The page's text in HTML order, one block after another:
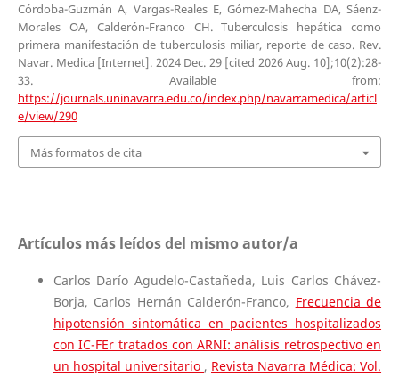
Córdoba-Guzmán A, Vargas-Reales E, Gómez-Mahecha DA, Sáenz-
Morales OA, Calderón-Franco CH. Tuberculosis hepática como
primera manifestación de tuberculosis miliar, reporte de caso. Rev.
Navar. Medica [Internet]. 2024 Dec. 29 [cited 2026 Aug. 10];10(2):28-
33. Available from:
https://journals.uninavarra.edu.co/index.php/navarramedica/articl
e/view/290
Más formatos de cita
Artículos más leídos del mismo autor/a
Carlos Darío Agudelo-Castañeda, Luis Carlos Chávez-
Borja, Carlos Hernán Calderón-Franco, Frecuencia de
hipotensión sintomática en pacientes hospitalizados
con IC-FEr tratados con ARNI: análisis retrospectivo en
un hospital universitario , Revista Navarra Médica: Vol.